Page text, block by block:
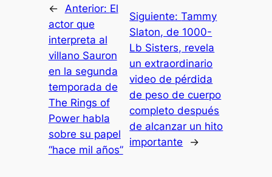
← Anterior: El
actor que
interpreta al
villano Sauron
en la segunda
temporada de
The Rings of
Power habla
sobre su papel
“hace mil años”
Siguiente:Tammy
Slaton, de 1000-
Lb Sisters, revela
un extraordinario
video de pérdida
de peso de cuerpo
completo después
de alcanzar un hito
importante
→